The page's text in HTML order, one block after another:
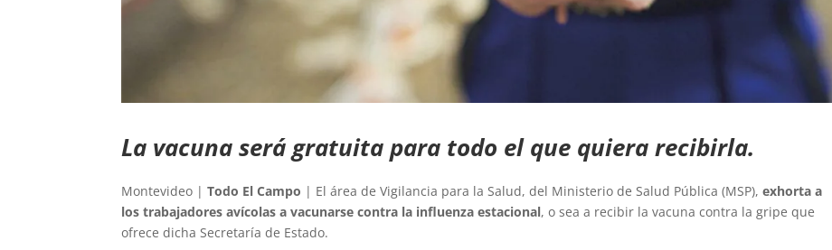
La vacuna será gratuita para todo el que quiera recibirla.
Montevideo |Todo El Campo | El área de Vigilancia para la Salud, del Ministerio de Salud Pública (MSP),exhorta a
los trabajadores avícolas a vacunarse contra la influenza estacional, o sea a recibir la vacuna contra la gripe que
ofrece dicha Secretaría de Estado.